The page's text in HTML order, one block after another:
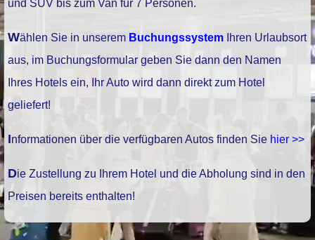
und SUV bis zum Van für 7 Personen.
Wählen Sie in unserem Buchungssystem Ihren Urlaubsort
aus, im Buchungsformular geben Sie dann den Namen
Ihres Hotels ein, Ihr Auto wird dann direkt zum Hotel
geliefert!
Informationen über die verfügbaren Autos finden Sie hier >>
Die Zustellung zu Ihrem Hotel und die Abholung sind in den
Preisen bereits enthalten!